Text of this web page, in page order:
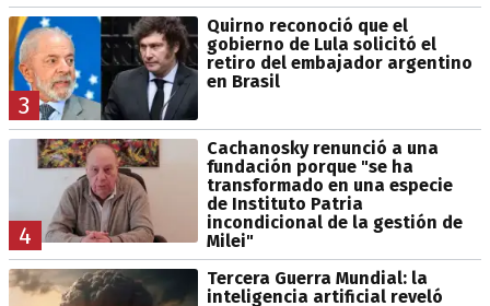
3
Quirno reconoció que el
gobierno de Lula solicitó el
retiro del embajador argentino
en Brasil
4
Cachanosky renunció a una
fundación porque "se ha
transformado en una especie
de Instituto Patria
incondicional de la gestión de
Milei"
Tercera Guerra Mundial: la
inteligencia artificial reveló